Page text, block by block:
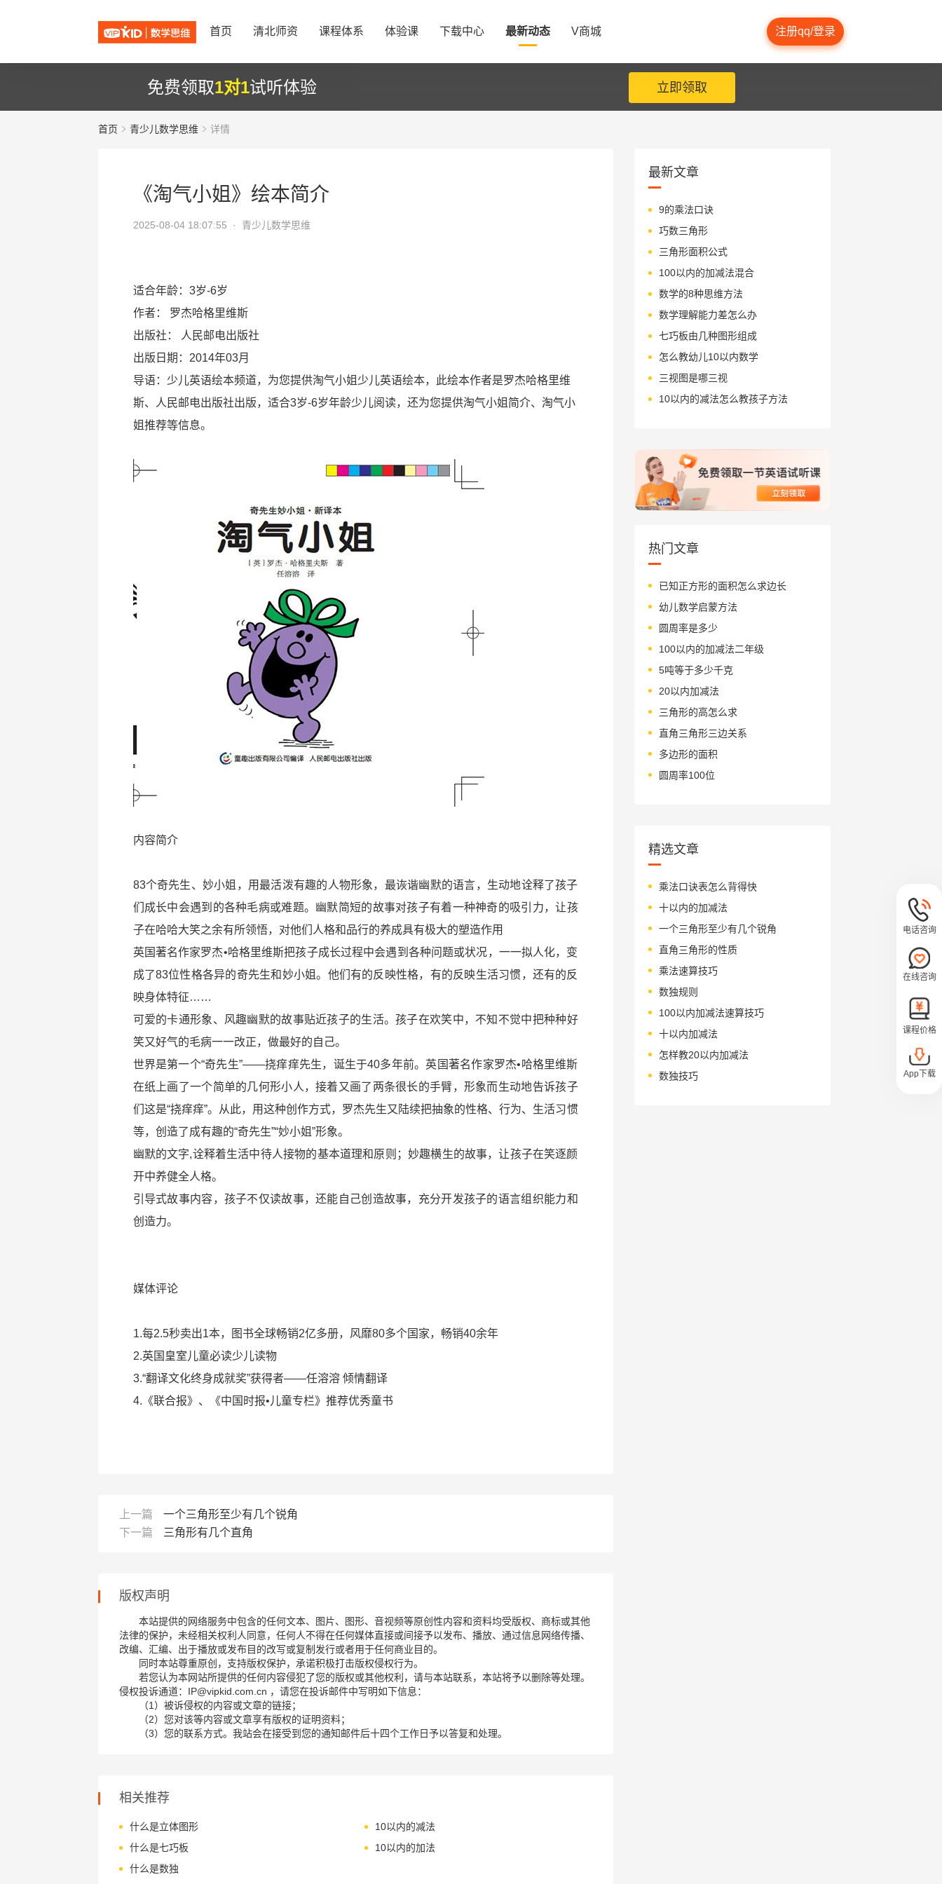
首页 清北师资 课程体系 体验课 下载中心 最新动态 V商城 注册qq/登录
免费领取1对1试听体验 立即领取
首页 青少儿数学思维 详情
《淘气小姐》绘本简介
2025-08-04 18:07:55 · 青少儿数学思维
适合年龄：3岁-6岁
作者：
罗杰哈格里维斯
出版社：
人民邮电出版社
出版日期：2014年03月
导语：少儿英语绘本频道，为您提供淘气小姐少儿英语绘本，此绘本作者是罗杰哈格里维
斯、人民邮电出版社出版，适合3岁-6岁年龄少儿阅读，还为您提供淘气小姐简介、淘气小
姐推荐等信息。
内容简介
83个奇先生、妙小姐，用最活泼有趣的人物形象，最诙谐幽默的语言，生动地诠释了孩子
们成长中会遇到的各种毛病或难题。幽默简短的故事对孩子有着一种神奇的吸引力，让孩
子在哈哈大笑之余有所领悟，对他们人格和品行的养成具有极大的塑造作用
英国著名作家罗杰•哈格里维斯把孩子成长过程中会遇到各种问题或状况，一一拟人化，变
成了83位性格各异的奇先生和妙小姐。他们有的反映性格，有的反映生活习惯，还有的反
映身体特征……
可爱的卡通形象、风趣幽默的故事贴近孩子的生活。孩子在欢笑中，不知不觉中把种种好
笑又好气的毛病一一改正，做最好的自己。
世界是第一个“奇先生”——挠痒痒先生，诞生于40多年前。英国著名作家罗杰•哈格里维斯
在纸上画了一个简单的几何形小人，接着又画了两条很长的手臂，形象而生动地告诉孩子
们这是“挠痒痒”。从此，用这种创作方式，罗杰先生又陆续把抽象的性格、行为、生活习惯
等，创造了成有趣的“奇先生”“妙小姐”形象。
幽默的文字,诠释着生活中待人接物的基本道理和原则；妙趣横生的故事，让孩子在笑逐颜
开中养健全人格。
引导式故事内容，孩子不仅读故事，还能自己创造故事，充分开发孩子的语言组织能力和
创造力。
媒体评论
1.每2.5秒卖出1本，图书全球畅销2亿多册，风靡80多个国家，畅销40余年
2.英国皇室儿童必读少儿读物
3.“翻译文化终身成就奖”获得者——任溶溶 倾情翻译
4.《联合报》、《中国时报•儿童专栏》推荐优秀童书
上一篇
一个三角形至少有几个锐角
下一篇
三角形有几个直角
版权声明
本站提供的网络服务中包含的任何文本、图片、图形、音视频等原创性内容和资料均受版权、商标或其他
法律的保护，未经相关权利人同意，任何人不得在任何媒体直接或间接予以发布、播放、通过信息网络传播、
改编、汇编、出于播放或发布目的改写或复制发行或者用于任何商业目的。
同时本站尊重原创，支持版权保护，承诺积极打击版权侵权行为。
若您认为本网站所提供的任何内容侵犯了您的版权或其他权利，请与本站联系，本站将予以删除等处理。
侵权投诉通道：IP@vipkid.com.cn ，请您在投诉邮件中写明如下信息：
（1）被诉侵权的内容或文章的链接；
（2）您对该等内容或文章享有版权的证明资料；
（3）您的联系方式。我站会在接受到您的通知邮件后十四个工作日予以答复和处理。
相关推荐
什么是立体图形
10以内的减法
什么是七巧板
10以内的加法
什么是数独
最新文章
9的乘法口诀
巧数三角形
三角形面积公式
100以内的加减法混合
数学的8种思维方法
数学理解能力差怎么办
七巧板由几种图形组成
怎么教幼儿10以内数学
三视图是哪三视
10以内的减法怎么教孩子方法
热门文章
已知正方形的面积怎么求边长
幼儿数学启蒙方法
圆周率是多少
100以内的加减法二年级
5吨等于多少千克
20以内加减法
三角形的高怎么求
直角三角形三边关系
多边形的面积
圆周率100位
精选文章
乘法口诀表怎么背得快
十以内的加减法
一个三角形至少有几个锐角
直角三角形的性质
乘法速算技巧
数独规则
100以内加减法速算技巧
十以内加减法
怎样教20以内加减法
数独技巧
电话咨询
在线咨询
课程价格
App下载